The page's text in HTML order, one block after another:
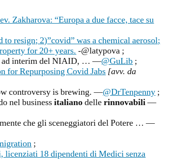
Zakharova: “Europa a due facce, tace su
resign; 2)”covid” was a chemical aerosol;
for 20+ years. -@latypova ;
ad interim del NIAID, … —@GuLib ;
for Repurposing Covid Jabs [avv. da
controversy is brewing. —@DrTenpenny ;
nel businessitalianodellerinnovabili—
che gli sceneggiatori del Potere … —
;
licenziati 18 dipendenti di Medici senza